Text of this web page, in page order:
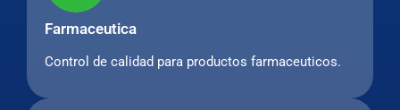
Farmaceutica
Control de calidad para productos farmaceuticos.